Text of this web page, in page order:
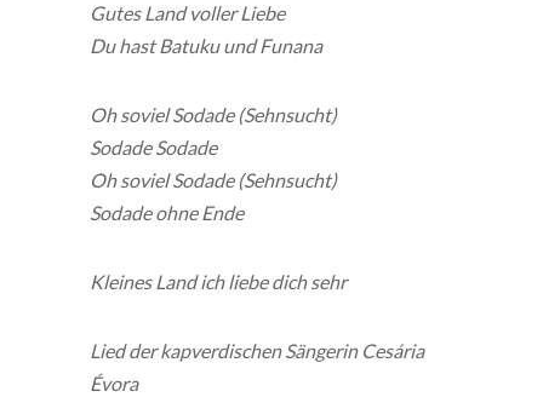
Gutes Land voller Liebe
Du hast Batuku und Funana
Oh soviel Sodade (Sehnsucht)
Sodade Sodade
Oh soviel Sodade (Sehnsucht)
Sodade ohne Ende
Kleines Land ich liebe dich sehr
Lied der kapverdischen Sängerin Cesária
Évora